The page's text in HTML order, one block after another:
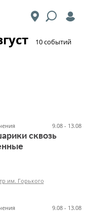
​10 событий
9.08 - 13.08
сквозь
им. Горького
9.08 - 13.08